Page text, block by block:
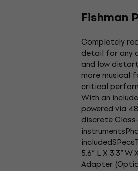
Fishman
Completely
detail for any
and low
more musical
critical
With an
powered via
discrete
5.6” L X 3.3”
Adapter